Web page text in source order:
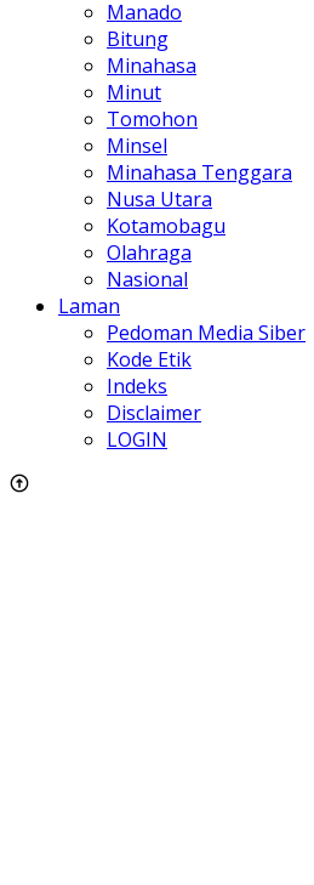
Manado
Bitung
Minahasa
Minut
Tomohon
Minsel
Minahasa Tenggara
Nusa Utara
Kotamobagu
Olahraga
Nasional
Laman
Pedoman Media Siber
Kode Etik
Indeks
Disclaimer
LOGIN